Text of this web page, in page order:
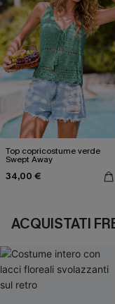
Top copricostume verde
Swept Away
34,00 €
ACQUISTATI